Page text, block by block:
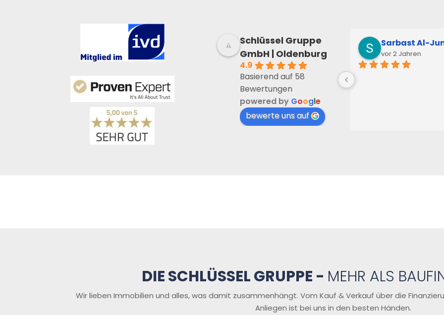
Schlüssel Gruppe
GmbH | Oldenburg
4.9
Basierend auf 58
Bewertungen
powered by Google
bewerte uns auf
Nils Pfeiffer
letztes Jahr
Evering sind super
freundlich und sehr
kompetent! Es wurde sich
immer viel Zeit für Fragen
genommen und immer
Toddi Kropi
letztes Jahr
Top Zufriedenheit, top
Unterstützung während
des gesamtes
(Geschäfts)Prozesses...je
derzeit in allen
Sarbast Al-
vor 2 Jahren
DIE SCHLÜSSEL GRUPPE - MEHR ALS
Wir lieben Immobilien und alles, was damit zusammenhängt. Vom Kauf & Verkauf über die
Anliegen ist bei uns in den besten Händen.